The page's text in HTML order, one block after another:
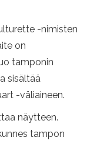
-nimisten
on
tamponin
sisältää
-väliaineen.
näytteen.
tampon